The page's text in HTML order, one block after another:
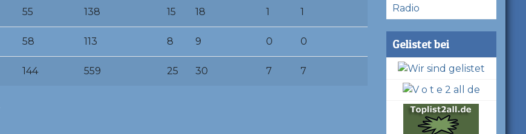
55 138 15 18 1 1
58 113 8 9 0 0
144 559 25 30 7 7
Radio
Gelistet bei